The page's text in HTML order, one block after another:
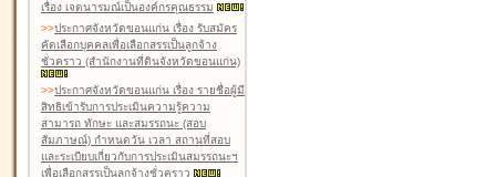
เรื่อง เจตนารมณ์เป็นองค์กรคุณธรรม
>>ประกาศจังหวัดขอนแก่น เรื่อง รับสมัคร
คัดเลือกบุคคลเพื่อเลือกสรรเป็นลูกจ้าง
ชั่วคราว (สำนักงานที่ดินจังหวัดขอนแก่น)
>>ประกาศจังหวัดขอนแก่น เรื่อง รายชื่อผู้มี
สิทธิเข้ารับการประเมินความรู้ความ
สามารถ ทักษะ และสมรรถนะ (สอบ
สัมภาษณ์) กำหนดวัน เวลา สถานที่สอบ
และระเบียบเกี่ยวกับการประเมินสมรรถนะฯ
เพื่อเลือกสรรเป็นลูกจ้างชั่วคราว